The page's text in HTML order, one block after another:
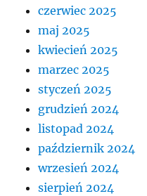
czerwiec 2025
maj 2025
kwiecień 2025
marzec 2025
styczeń 2025
grudzień 2024
listopad 2024
październik 2024
wrzesień 2024
sierpień 2024